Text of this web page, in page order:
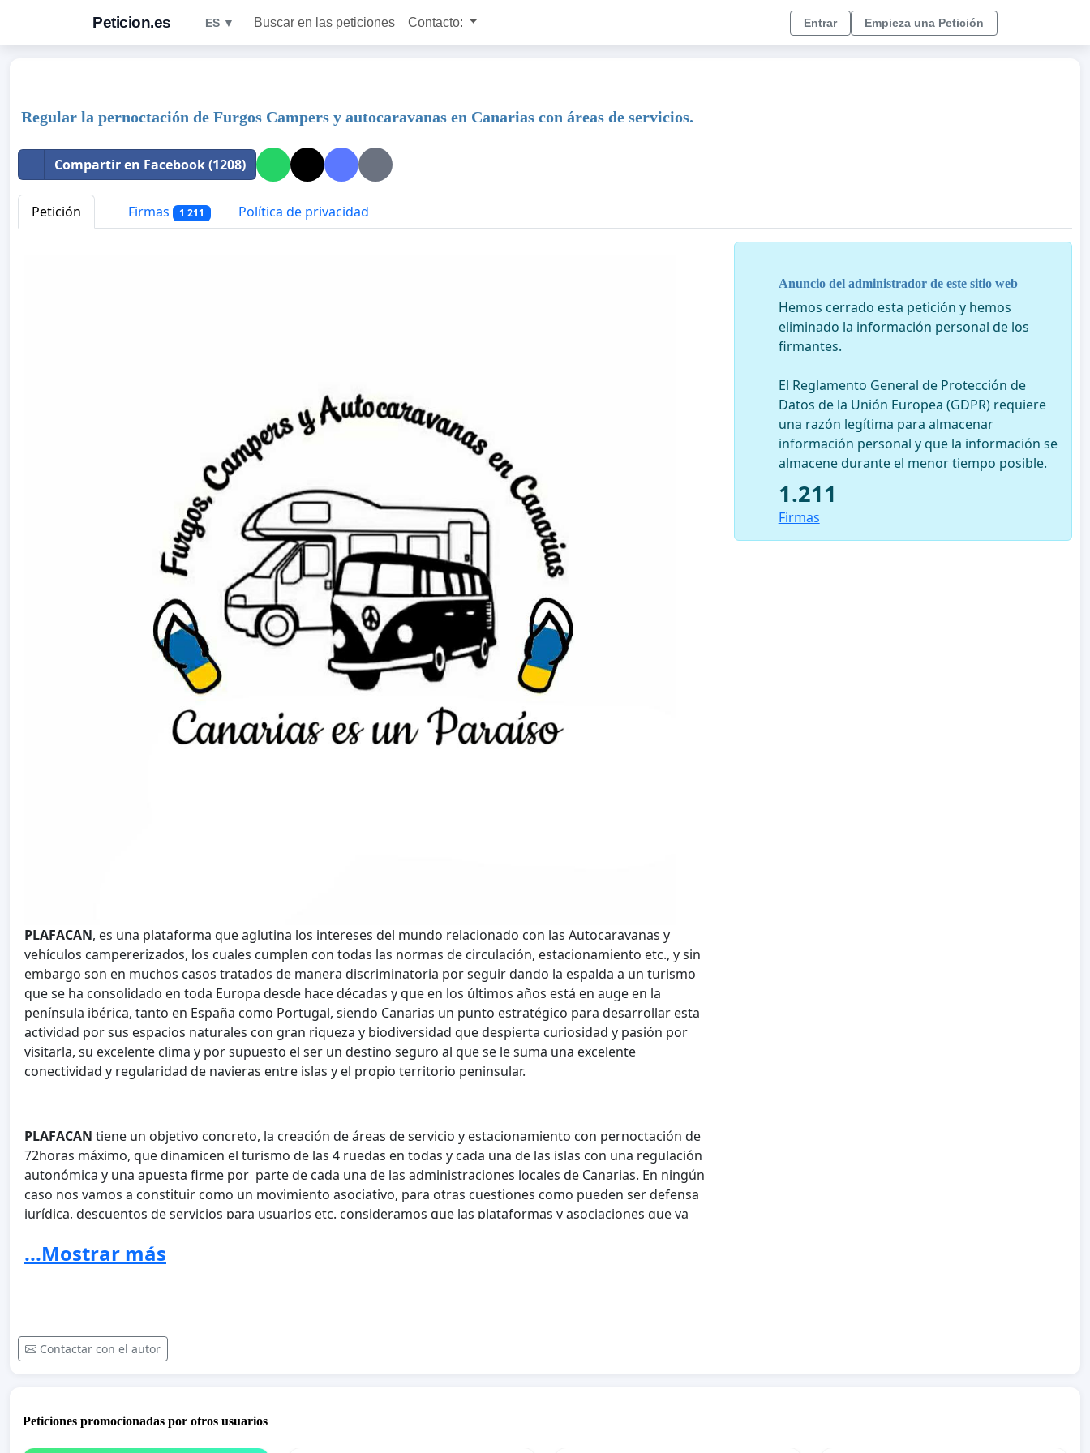
Peticion.es ES ▼ Buscar en las peticiones Contacto: Entrar Empieza una Petición
Regular la pernoctación de Furgos Campers y autocaravanas en Canarias con áreas de servicios.
Compartir en Facebook (1208)
Petición Firmas 1 211 Política de privacidad
PLAFACAN, es una plataforma que aglutina los intereses del mundo relacionado con las Autocaravanas y
vehículos campererizados, los cuales cumplen con todas las normas de circulación, estacionamiento etc., y sin
embargo son en muchos casos tratados de manera discriminatoria por seguir dando la espalda a un turismo
que se ha consolidado en toda Europa desde hace décadas y que en los últimos años está en auge en la
península ibérica, tanto en España como Portugal, siendo Canarias un punto estratégico para desarrollar esta
actividad por sus espacios naturales con gran riqueza y biodiversidad que despierta curiosidad y pasión por
visitarla, su excelente clima y por supuesto el ser un destino seguro al que se le suma una excelente
conectividad y regularidad de navieras entre islas y el propio territorio peninsular.
PLAFACAN tiene un objetivo concreto, la creación de áreas de servicio y estacionamiento con pernoctación de
72horas máximo, que dinamicen el turismo de las 4 ruedas en todas y cada una de las islas con una regulación
autonómica y una apuesta firme por parte de cada una de las administraciones locales de Canarias. En ningún
caso nos vamos a constituir como un movimiento asociativo, para otras cuestiones como pueden ser defensa
jurídica, descuentos de servicios para usuarios etc. consideramos que las plataformas y asociaciones que ya
tenemos un fin competitivo o sustitutorio, es complementario con un objetivo conciso.
autocaravanismo de España, siendo uno de los territorios con mayor número de este tipo de vehículos en
relación al número de habitantes y kilómetros cuadrados. Debemos sumar a esto que cada vez existe mayor
turismo potencialmente beneficioso para la actividad económica de Canarias, cada una de las islas, los
...Mostrar más
Contactar con el autor
Anuncio del administrador de este sitio web
Hemos cerrado esta petición y hemos
eliminado la información personal de los
firmantes.
El Reglamento General de Protección de
Datos de la Unión Europea (GDPR) requiere
una razón legítima para almacenar
información personal y que la información se
almacene durante el menor tiempo posible.
1.211
Firmas
Peticiones promocionadas por otros usuarios